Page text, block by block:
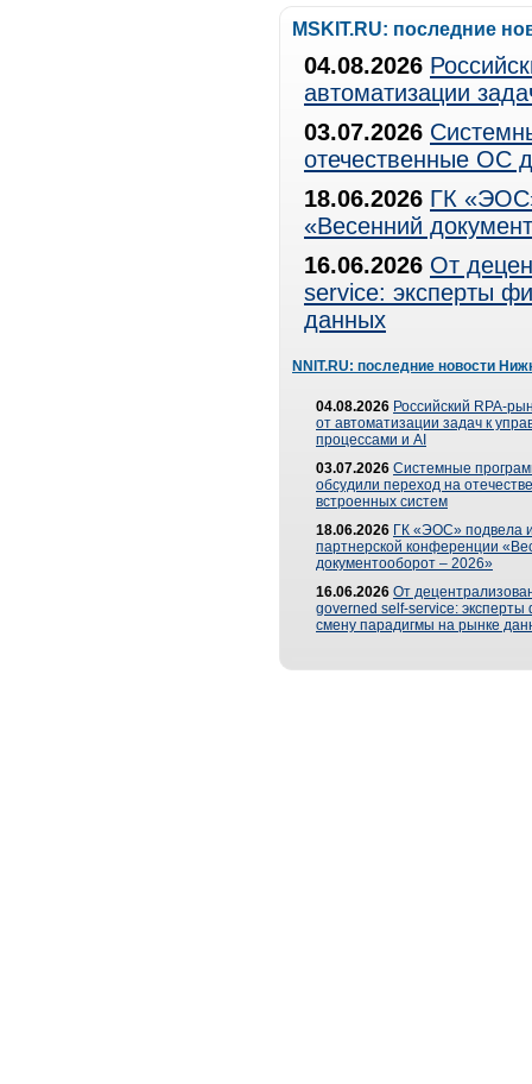
MSKIT.RU: последние
04.08.2026
автоматизации
03.07.2026
отечественные ОС
18.06.2026 ГК
«Весенний
16.06.2026 От
service: эксперты
данных
NNIT.RU: последние новости
04.08.2026 Российский RPA-
от автоматизации задач к
процессами и AI
03.07.2026 Системные
обсудили переход на
встроенных систем
18.06.2026 ГК «ЭОС» подвела
партнерской конференции
документооборот – 2026»
16.06.2026 От
governed self-service: эксперты
смену парадигмы на рынке